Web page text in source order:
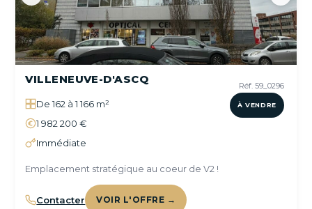
Réf. 59_0296
À VENDRE
VILLENEUVE-D'ASCQ
De 162 à 1 166 m²
1 982 200 €
Immédiate
Emplacement stratégique au coeur de V2 !
Contacter VOIR L'OFFRE →